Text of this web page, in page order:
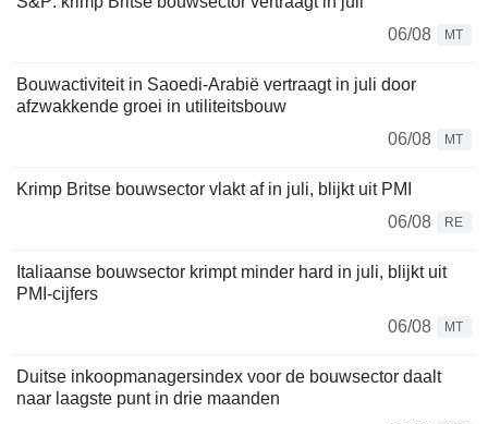
06/08
MT
Bouwactiviteit in Saoedi-Arabië vertraagt in juli door
afzwakkende groei in utiliteitsbouw
06/08
MT
Krimp Britse bouwsector vlakt af in juli, blijkt uit PMI
06/08
RE
Italiaanse bouwsector krimpt minder hard in juli, blijkt uit
PMI-cijfers
06/08
MT
Duitse inkoopmanagersindex voor de bouwsector daalt
naar laagste punt in drie maanden